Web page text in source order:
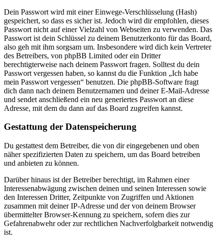
Dein Passwort wird mit einer Einwege-Verschlüsselung (Hash)
gespeichert, so dass es sicher ist. Jedoch wird dir empfohlen, dieses
Passwort nicht auf einer Vielzahl von Webseiten zu verwenden. Das
Passwort ist dein Schlüssel zu deinem Benutzerkonto für das Board,
also geh mit ihm sorgsam um. Insbesondere wird dich kein Vertreter
des Betreibers, von phpBB Limited oder ein Dritter
berechtigterweise nach deinem Passwort fragen. Solltest du dein
Passwort vergessen haben, so kannst du die Funktion „Ich habe
mein Passwort vergessen“ benutzen. Die phpBB-Software fragt
dich dann nach deinem Benutzernamen und deiner E-Mail-Adresse
und sendet anschließend ein neu generiertes Passwort an diese
Adresse, mit dem du dann auf das Board zugreifen kannst.
Gestattung der Datenspeicherung
Du gestattest dem Betreiber, die von dir eingegebenen und oben
näher spezifizierten Daten zu speichern, um das Board betreiben
und anbieten zu können.
Darüber hinaus ist der Betreiber berechtigt, im Rahmen einer
Interessenabwägung zwischen deinen und seinen Interessen sowie
den Interessen Dritter, Zeitpunkte von Zugriffen und Aktionen
zusammen mit deiner IP-Adresse und der von deinem Browser
übermittelter Browser-Kennung zu speichern, sofern dies zur
Gefahrenabwehr oder zur rechtlichen Nachverfolgbarkeit notwendig
ist.